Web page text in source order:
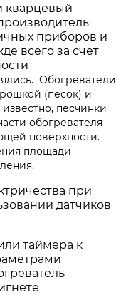
кварцевый
приборов и
всего за счет
. Обогреватели
(песок) и
песчинки
обогревателя
поверхности.
площади
при
датчиков
таймера к